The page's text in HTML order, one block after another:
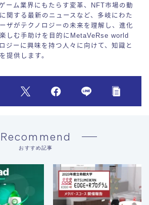
ーム業界にもたらす変革、NFT市場の動
関する最新のニュースなど、多岐にわた
ザがテクノロジーの未来を理解し、進化
しむ手助けを目的にMetaVeRse world
ジーに興味を持つ人々に向けて、知識と
提供します。
Recommend
おすすめ記事